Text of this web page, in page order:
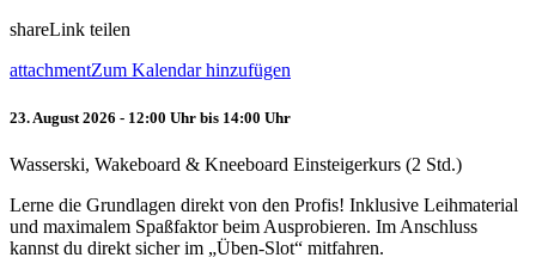
shareLink teilen
attachmentZum Kalendar hinzufügen
23. August 2026 - 12:00 Uhr bis 14:00 Uhr
Wasserski, Wakeboard & Kneeboard Einsteigerkurs (2 Std.)
Lerne die Grundlagen direkt von den Profis! Inklusive Leihmaterial
und maximalem Spaßfaktor beim Ausprobieren. Im Anschluss
kannst du direkt sicher im „Üben-Slot“ mitfahren.